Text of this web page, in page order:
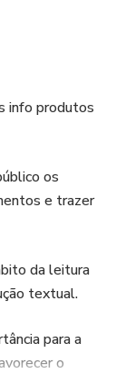
eBook,
inteligentes.
cada visita al
recursos a
info produtos
os
e trazer
da leitura
textual.
para a
o